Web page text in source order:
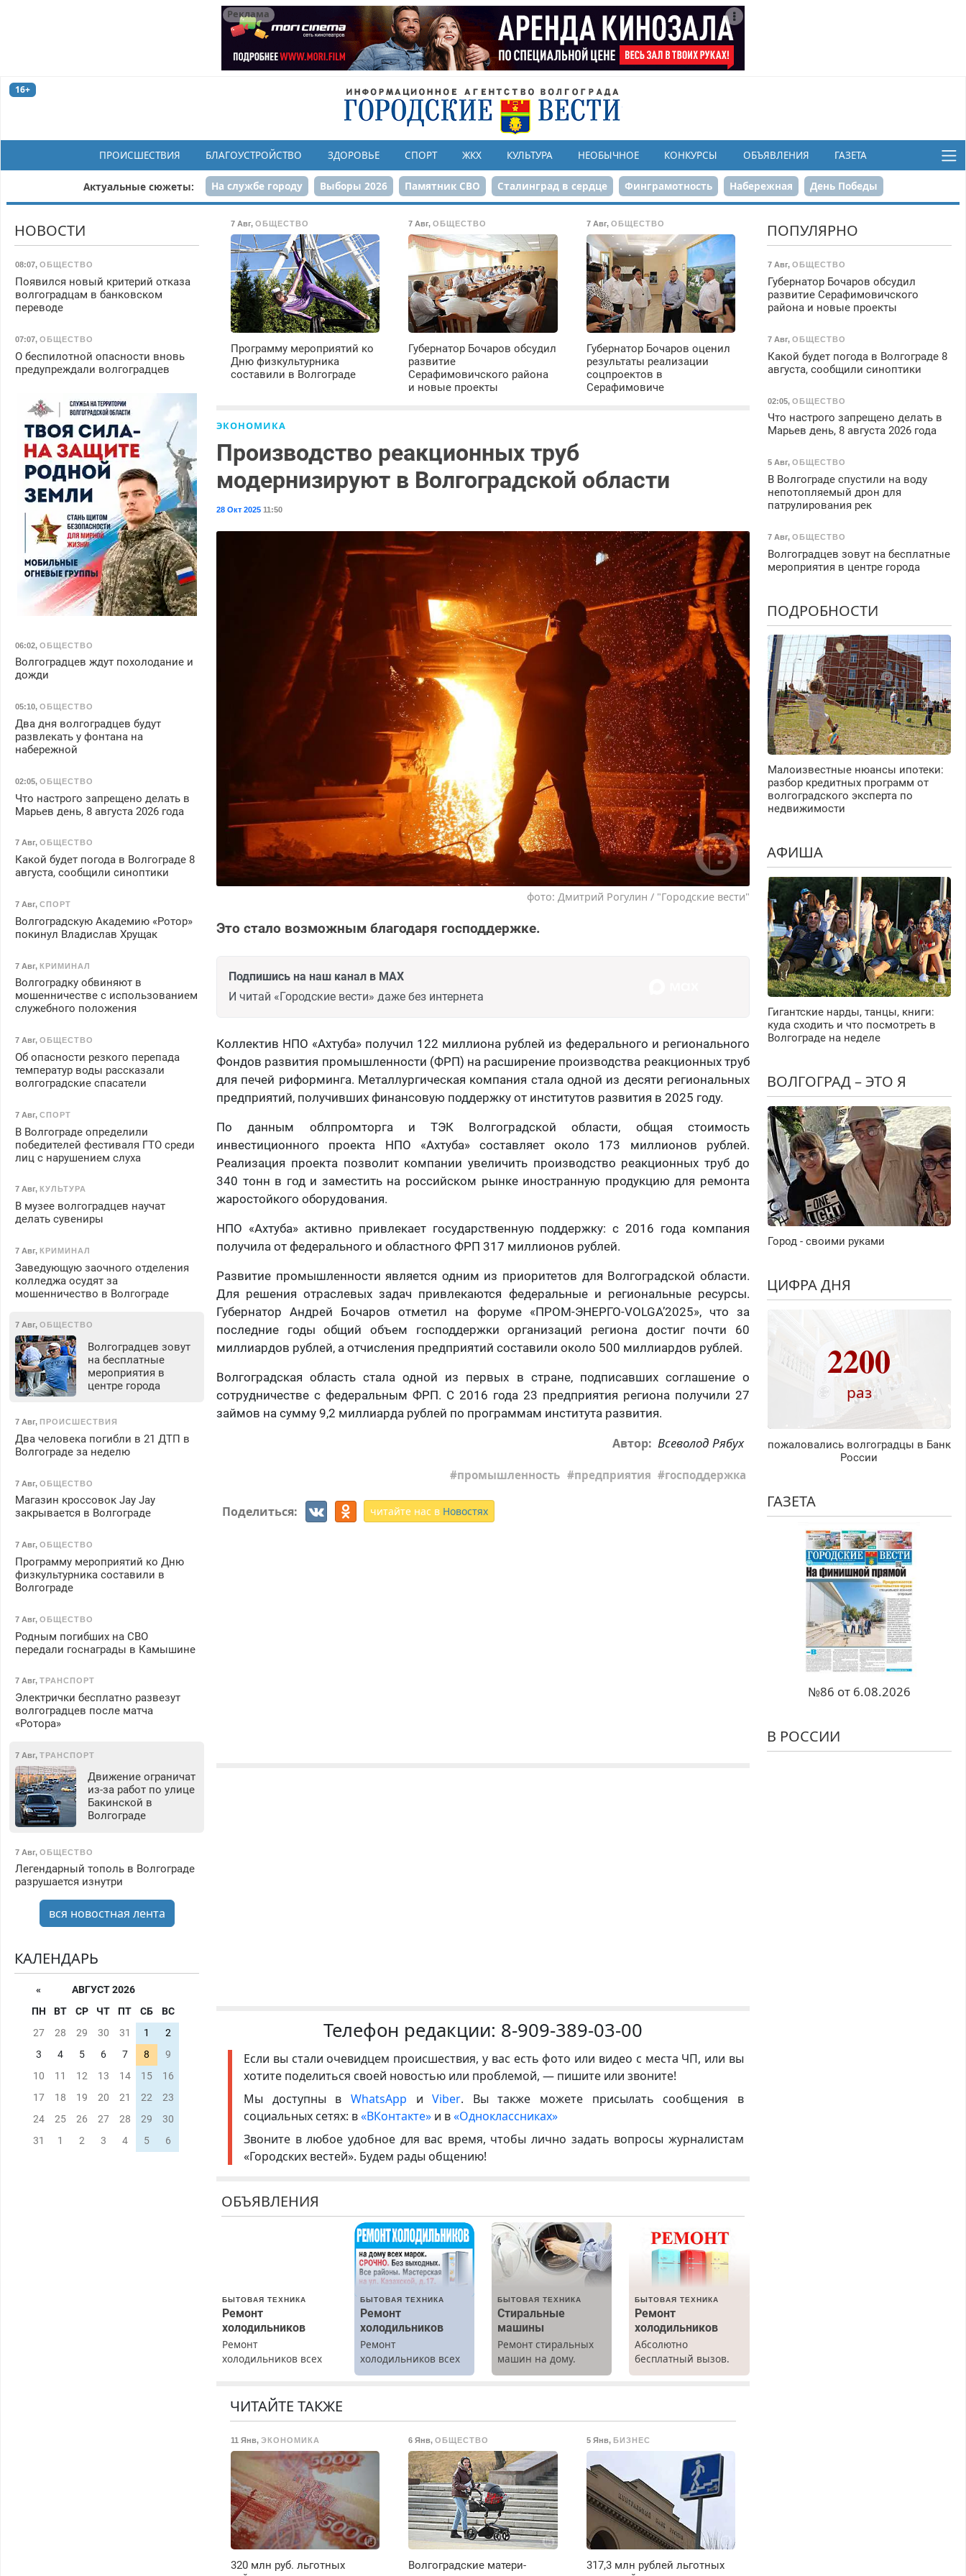
Реклама
16+
ПРОИСШЕСТВИЯ БЛАГОУСТРОЙСТВО ЗДОРОВЬЕ СПОРТ ЖКХ КУЛЬТУРА НЕОБЫЧНОЕ КОНКУРСЫ ОБЪЯВЛЕНИЯ ГАЗЕТА
Актуальные сюжеты: На службе городу Выборы 2026 Памятник СВО Сталинград в сердце Финграмотность Набережная День Победы
Реконструкция ЦПКиО 80-летие Победы Парк Героев-летчиков
7 Авг,ОБЩЕСТВО
Программу мероприятий ко
Дню физкультурника
составили в Волгограде
7 Авг,ОБЩЕСТВО
Губернатор Бочаров обсудил
развитие
Серафимовичского района
и новые проекты
7 Авг, ОБЩЕСТВО
Губернатор Бочаров оценил
результаты реализации
соцпроектов в
Серафимовиче
ЭКОНОМИКА
Производство реакционных труб
модернизируют в Волгоградской области
28 Окт 2025 11:50
фото: Дмитрий Рогулин / "Городские вести"
Это стало возможным благодаря господдержке.
Подпишись на наш канал в MAX
И читай «Городские вести» даже без интернета
Коллектив НПО «Ахтуба» получил 122 миллиона рублей из федерального и регионального
Фондов развития промышленности (ФРП) на расширение производства реакционных труб
для печей риформинга. Металлургическая компания стала одной из десяти региональных
предприятий, получивших финансовую поддержку от институтов развития в 2025 году.
По данным облпромторга и ТЭК Волгоградской области, общая стоимость
инвестиционного проекта НПО «Ахтуба» составляет около 173 миллионов рублей.
Реализация проекта позволит компании увеличить производство реакционных труб до
340 тонн в год и заместить на российском рынке иностранную продукцию для ремонта
жаростойкого оборудования.
НПО «Ахтуба» активно привлекает государственную поддержку: с 2016 года компания
получила от федерального и областного ФРП 317 миллионов рублей.
Развитие промышленности является одним из приоритетов для Волгоградской области.
Для решения отраслевых задач привлекаются федеральные и региональные ресурсы.
Губернатор Андрей Бочаров отметил на форуме «ПРОМ-ЭНЕРГО-VOLGA’2025», что за
последние годы общий объем господдержки организаций региона достиг почти 60
миллиардов рублей, а отчисления предприятий составили около 500 миллиардов рублей.
Волгоградская область стала одной из первых в стране, подписавших соглашение о
сотрудничестве с федеральным ФРП. С 2016 года 23 предприятия региона получили 27
займов на сумму 9,2 миллиарда рублей по программам института развития.
Автор: Всеволод Рябух
промышленность предприятия господдержка
Поделиться: читайте нас в Новостях
Телефон редакции: 8-909-389-03-00
Если вы стали очевидцем происшествия, у вас есть фото или видео с места ЧП, или вы
хотите поделиться своей новостью или проблемой, — пишите или звоните!
Мы доступны в WhatsApp иViber. Вы также можете присылать сообщения в
социальных сетях: в«ВКонтакте» и в«Одноклассниках»
Звоните в любое удобное для вас время, чтобы лично задать вопросы журналистам
«Городских вестей». Будем рады общению!
ОБЪЯВЛЕНИЯ
БЫТОВАЯ ТЕХНИКА
Ремонт
холодильников
Ремонт
холодильников всех
резины. Качественно.
Недорого. Без
районы. Скидка.
Вызов бесплатный.
БЫТОВАЯ ТЕХНИКА
Ремонт
холодильников
Ремонт
холодильников всех
марок на дому.
БЫТОВАЯ ТЕХНИКА
Стиральные
машины
Ремонт стиральных
машин на дому.
Выезд и диагностика
БЫТОВАЯ ТЕХНИКА
Ремонт
холодильников
Абсолютно
бесплатный вызов.
Ремонт
выходных.
Пенсионерам –
скидки до 40%.
Мастер со стажем.
ЧИТАЙТЕ ТАКЖЕ
11 Янв,ЭКОНОМИКА
320 млн руб. льготных
6 Янв,ОБЩЕСТВО
Волгоградские матери-
5 Янв, БИЗНЕС
317,3 млн рублей льготных
НОВОСТИ
08:07, ОБЩЕСТВО
Появился новый критерий отказа
волгоградцам в банковском
переводе
07:07, ОБЩЕСТВО
О беспилотной опасности вновь
предупреждали волгоградцев
06:02, ОБЩЕСТВО
Волгоградцев ждут похолодание и
дожди
05:10, ОБЩЕСТВО
Два дня волгоградцев будут
развлекать у фонтана на
набережной
02:05, ОБЩЕСТВО
Что настрого запрещено делать в
Марьев день, 8 августа 2026 года
7 Авг, ОБЩЕСТВО
Какой будет погода в Волгограде 8
августа, сообщили синоптики
7 Авг, СПОРТ
Волгоградскую Академию «Ротор»
покинул Владислав Хрущак
7 Авг, КРИМИНАЛ
Волгоградку обвиняют в
мошенничестве с использованием
служебного положения
7 Авг, ОБЩЕСТВО
Об опасности резкого перепада
температур воды рассказали
волгоградские спасатели
7 Авг, СПОРТ
В Волгограде определили
победителей фестиваля ГТО среди
лиц с нарушением слуха
7 Авг, КУЛЬТУРА
В музее волгоградцев научат
делать сувениры
7 Авг, КРИМИНАЛ
Заведующую заочного отделения
колледжа осудят за
мошенничество в Волгограде
7 Авг, ОБЩЕСТВО
Волгоградцев зовут
на бесплатные
мероприятия в
центре города
7 Авг, ПРОИСШЕСТВИЯ
Два человека погибли в 21 ДТП в
Волгограде за неделю
7 Авг, ОБЩЕСТВО
Магазин кроссовок Jay Jay
закрывается в Волгограде
7 Авг, ОБЩЕСТВО
Программу мероприятий ко Дню
физкультурника составили в
Волгограде
7 Авг, ОБЩЕСТВО
Родным погибших на СВО
передали госнаграды в Камышине
7 Авг, ТРАНСПОРТ
Электрички бесплатно развезут
волгоградцев после матча
«Ротора»
7 Авг, ТРАНСПОРТ
Движение ограничат
из-за работ по улице
Бакинской в
Волгограде
7 Авг, ОБЩЕСТВО
Легендарный тополь в Волгограде
разрушается изнутри
вся новостная лента
КАЛЕНДАРЬ
«
АВГУСТ 2026
ПН
ВТ СР ЧТ ПТ СБ
ВС
27
28 29 30 31 1
2
3
4 5 6 7 8
9
10
11 12 13 14 15
16
17
18 19 20 21 22
23
24
25 26 27 28 29
30
31
1 2 3 4 5 6
ПОПУЛЯРНО
7 Авг, ОБЩЕСТВО
Губернатор Бочаров обсудил
развитие Серафимовичского
района и новые проекты
7 Авг, ОБЩЕСТВО
Какой будет погода в Волгограде 8
августа, сообщили синоптики
02:05, ОБЩЕСТВО
Что настрого запрещено делать в
Марьев день, 8 августа 2026 года
5 Авг, ОБЩЕСТВО
В Волгограде спустили на воду
непотопляемый дрон для
патрулирования рек
7 Авг, ОБЩЕСТВО
Волгоградцев зовут на бесплатные
мероприятия в центре города
ПОДРОБНОСТИ
Малоизвестные нюансы ипотеки:
разбор кредитных программ от
волгоградского эксперта по
недвижимости
АФИША
Гигантские нарды, танцы, книги:
куда сходить и что посмотреть в
Волгограде на неделе
ВОЛГОГРАД – ЭТО Я
Город - своими руками
ЦИФРА ДНЯ
2200
раз
пожаловались волгоградцы в Банк
России
ГАЗЕТА
№86 от 6.08.2026
В РОССИИ